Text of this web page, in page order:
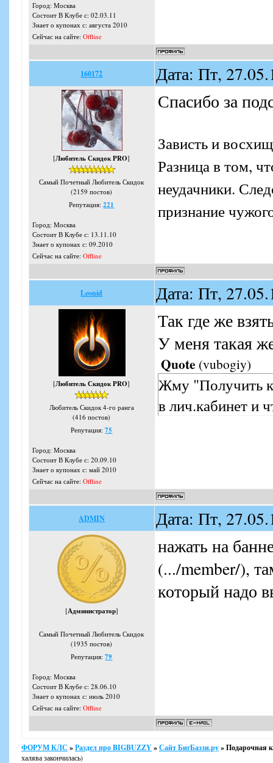
Город: Москва
Состоит В Клубе с: 02.03.11
Знает о купонах с: августа 2010
Сейчас на сайте: Offline
160172 Дата: Пт,
[Любитель Скидок PRO]
Самый Почетный Любитель Скидок
(2159 постов)
Репутация:221
Город: Москва
Состоит В Клубе с: 13.11.10
Знает о купонах с: 09.2010
Сейчас на сайте: Offline
Спасибо за
Зависть и
Разница в том,
неудачники.
признание
Leonid Дата: Пт,
[Любитель Скидок PRO]
Любитель Скидок 4-го ранга
(416 постов)
Репутация:75
Город: Москва
Состоит В Клубе с: 20.09.10
Знает о купонах с: май 2010
Сейчас на сайте: Offline
Так где же
У меня такая
Quote (vubogiy)
Жму "Получить
в лич.кабинет и
ADMIN Дата: Пт,
[Администратор]
Самый Почетный Любитель Скидок
(1935 постов)
Репутация:79
Город: Москва
Состоит В Клубе с: 28.06.10
Знает о купонах с: июль 2010
Сейчас на сайте: Offline
нажать на
(.../member/),
который надо
ФОРУМ КЛС »Раздел про BIGBUZZY»Сайт БигБаззи.ру»Подарочная
халява закончилась)